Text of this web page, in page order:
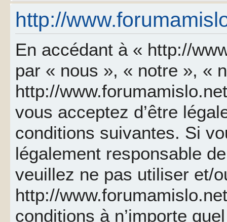
http://
En accédant à « http://
par « nous », « notre », «
http://
vous acceptez d’être
conditions suivantes. Si
légalement responsable
veuillez ne pas utiliser et/
http://
conditions à n’importe